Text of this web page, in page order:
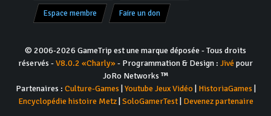
Espace membre Faire un don
© 2006-2026 GameTrip est une marque déposée - Tous droits
réservés -V8.0.2 «Charly»- Programmation & Design : Jivépour
JoRo Networks ™
Partenaires : Culture-Games Youtube Jeux Vidéo| HistoriaGames
Encyclopédie histoire Metz| SoloGamerTest| Devenez partenaire